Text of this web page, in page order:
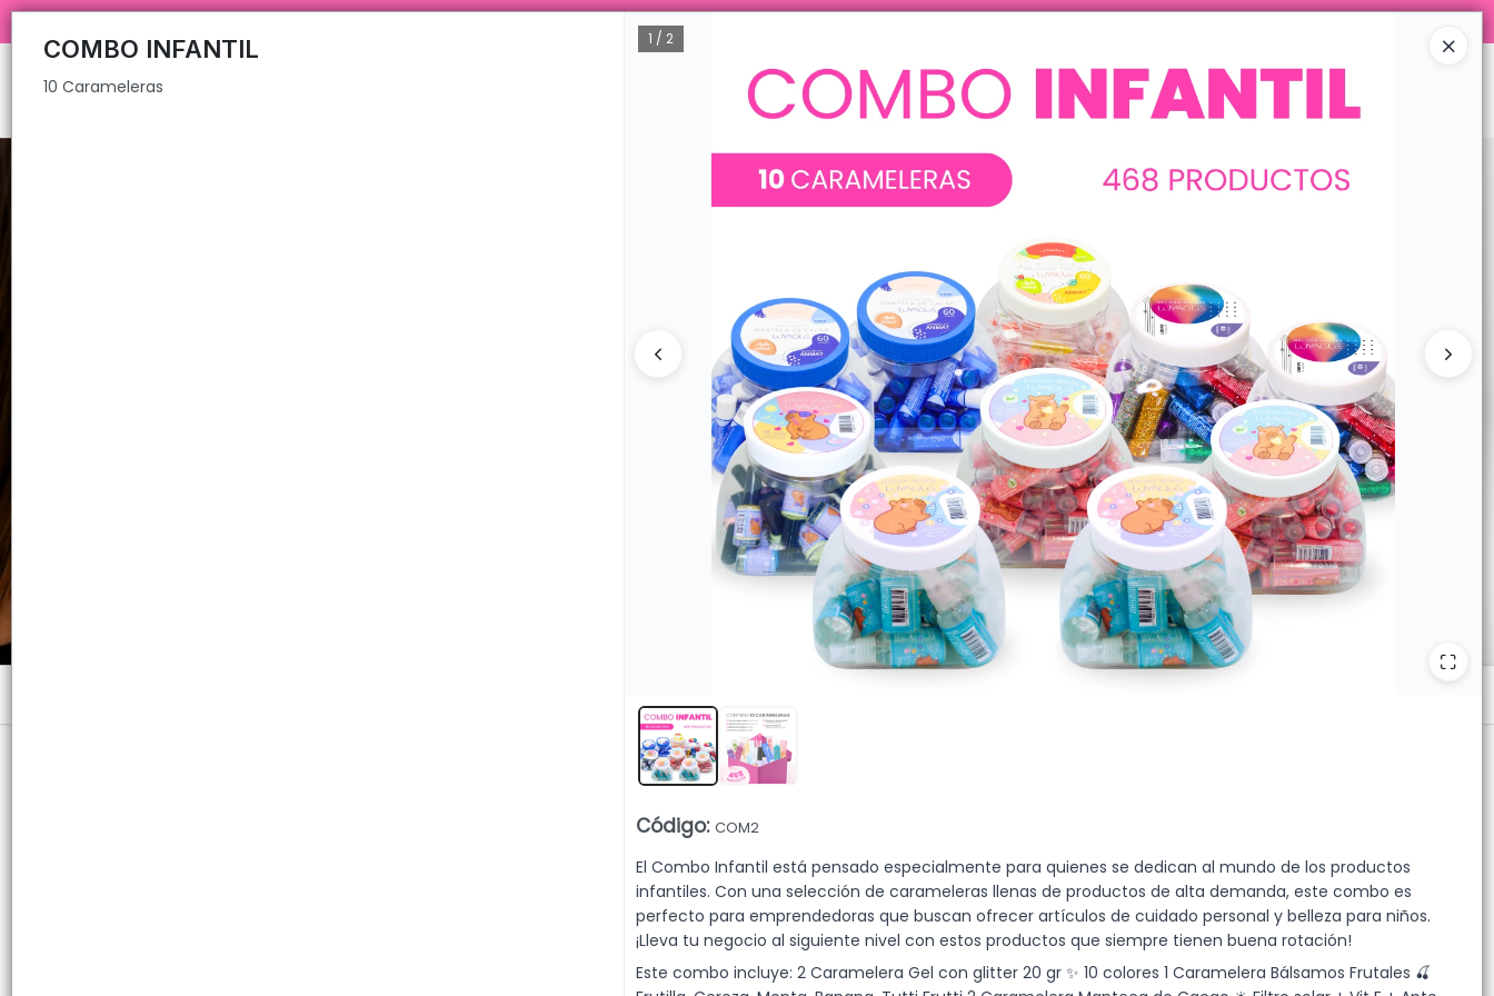
10 Carameleras
COMBO INFANTIL
10 Carameleras
1 / 2
Código: COM2
El Combo Infantil está pensado especialmente para quienes se dedican al mundo de los productos
infantiles. Con una selección de carameleras llenas de productos de alta demanda, este combo es
perfecto para emprendedoras que buscan ofrecer artículos de cuidado personal y belleza para niños.
¡Lleva tu negocio al siguiente nivel con estos productos que siempre tienen buena rotación!
Este combo incluye: 2 Caramelera Gel con glitter 20 gr ✨ 10 colores 1 Caramelera Bálsamos Frutales 🍒
COMPRA MÍNIMA $200.000 ✅💥 ENVÍOS A TODO ARGENTINA 🚚📦 TIENDA ONLINE MAYORISTA 🛒🔥 INSTAGRAM @LUYAGUSCOSMETICOS
Ingresar a la Tienda
QUIÉNES SOMOS DESCUENTOS MAYORISTAS CONTACTO CONTACTO
CATÁLOGO 2026
Lista vacía